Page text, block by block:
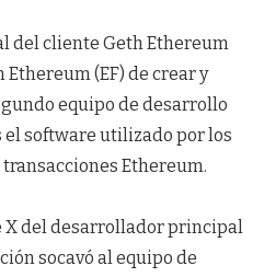
del cliente Geth Ethereum
(EF) de crear y
equipo de desarrollo
el software utilizado por los
Ethereum.
X del desarrollador principal
socavó al equipo de